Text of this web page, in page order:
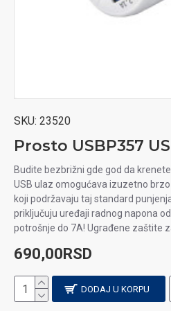
SKU: 23520
Budite bezbrižni gde god da
USB ulaz omogućava izuzetno
koji podržavaju taj standard
priključuju uređaji radnog napona
potrošnje do 7A! Ugrađene zaštite
690,00RSD
DODAJ U KORPU